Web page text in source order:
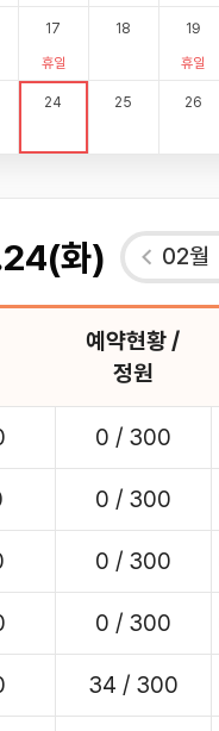
17
휴일
18
19
휴일
24 25 26
화) 02월
예약현황 /
정원
0 / 300
0 / 300
0 / 300
0 / 300
34 / 300